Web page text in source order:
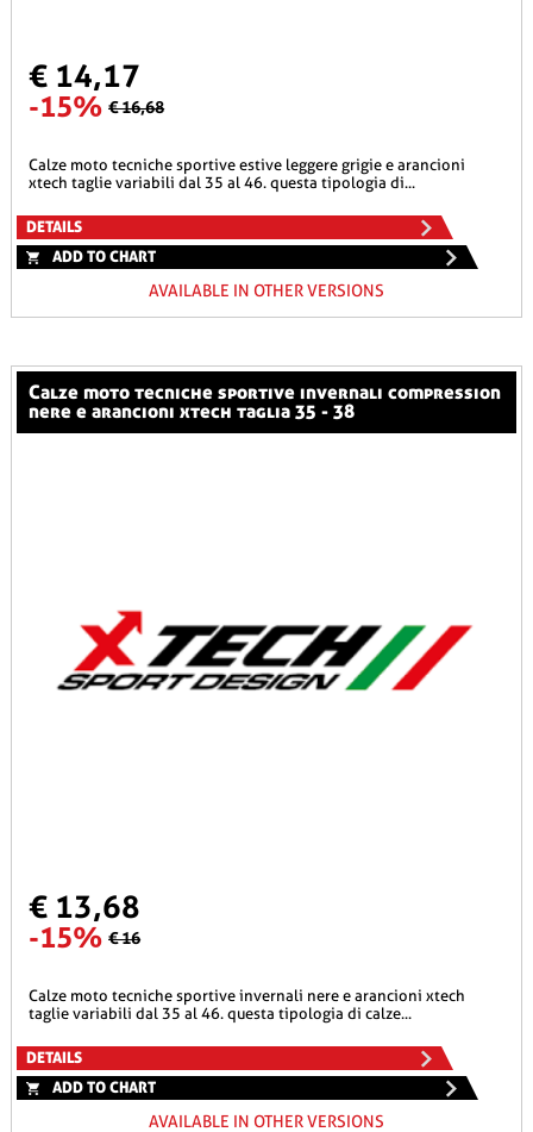
€ 14,17
-15% € 16,68
calze moto tecniche sportive estive leggere grigie e arancioni
xtech taglie variabili dal 35 al 46. questa tipologia di...
DETAILS
ADD TO CHART
AVAILABLE IN OTHER VERSIONS
calze moto tecniche sportive invernali compression
nere e arancioni xtech taglia 35 - 38
€ 13,68
-15% € 16
calze moto tecniche sportive invernali nere e arancioni xtech
taglie variabili dal 35 al 46. questa tipologia di calze...
DETAILS
ADD TO CHART
AVAILABLE IN OTHER VERSIONS